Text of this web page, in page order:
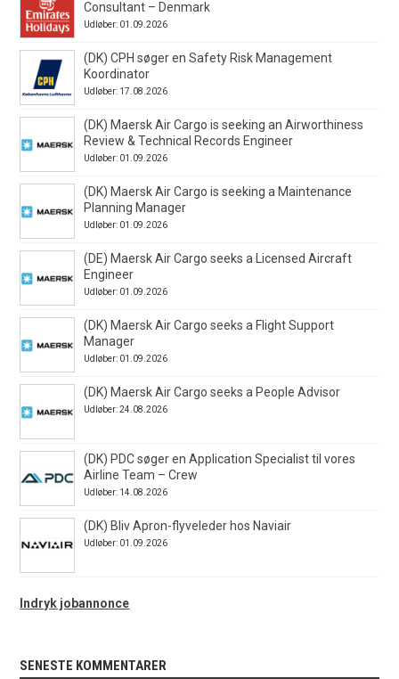
Consultant – Denmark
Udløber: 01.09.2026
(DK) CPH søger en Safety Risk Management
Koordinator
Udløber: 17.08.2026
(DK) Maersk Air Cargo is seeking an Airworthiness
Review & Technical Records Engineer
Udløber: 01.09.2026
(DK) Maersk Air Cargo is seeking a Maintenance
Planning Manager
Udløber: 01.09.2026
(DE) Maersk Air Cargo seeks a Licensed Aircraft
Engineer
Udløber: 01.09.2026
(DK) Maersk Air Cargo seeks a Flight Support
Manager
Udløber: 01.09.2026
(DK) Maersk Air Cargo seeks a People Advisor
Udløber: 24.08.2026
(DK) PDC søger en Application Specialist til vores
Airline Team – Crew
Udløber: 14.08.2026
(DK) Bliv Apron-flyveleder hos Naviair
Udløber: 01.09.2026
Indryk jobannonce
SENESTE KOMMENTARER